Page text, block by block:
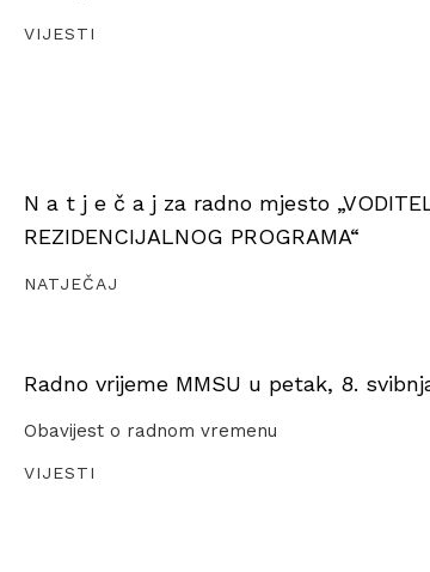
VIJESTI
N a t j e č a j za radno mjesto
REZIDENCIJALNOG PROGRAMA“
NATJEČAJ
Radno vrijeme MMSU u petak, 8.
Obavijest o radnom vremenu
VIJESTI